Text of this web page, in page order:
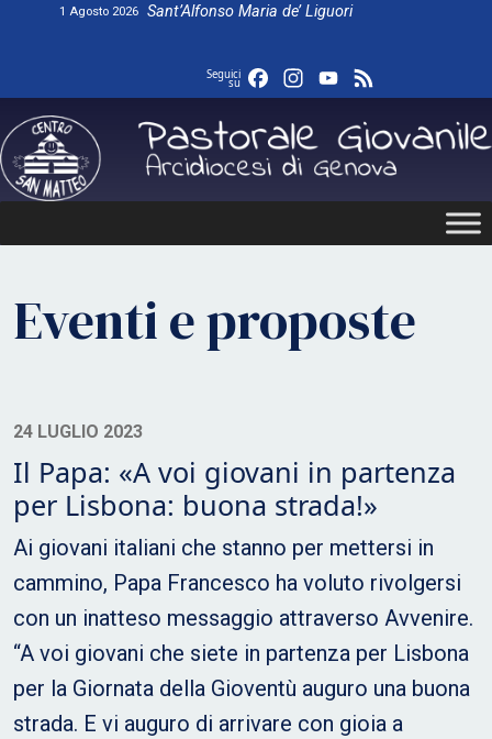
1 Agosto 2026 Sant’Alfonso Maria de’ Liguori
Seguici
su FacebookInstagram
YouTube
Eventi e proposte
24 LUGLIO 2023
Il Papa: «A voi giovani in partenza
per Lisbona: buona strada!»
Ai giovani italiani che stanno per mettersi in
cammino, Papa Francesco ha voluto rivolgersi
con un inatteso messaggio attraverso Avvenire.
“A voi giovani che siete in partenza per Lisbona
per la Giornata della Gioventù auguro una buona
strada. E vi auguro di arrivare con gioia a